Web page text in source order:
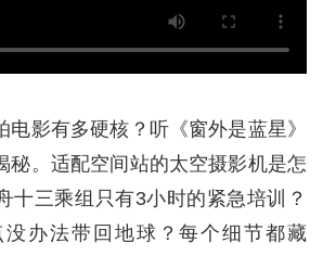
电影有多硬核？听《窗外是蓝星》
秘。适配空间站的太空摄影机是怎
十三乘组只有3小时的紧急培训？
办法带回地球？每个细节都藏